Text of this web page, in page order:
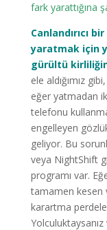
fark yarattığına
Canlandırıcı
yaratmak için
gürültü
ele aldığımız
eğer yatmadan
telefonu
engelleyen
geliyor. Bu
veya NightShift
programı var.
tamamen kesen
karartma